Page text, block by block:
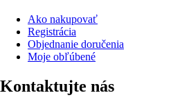
Ako nakupovať
Registrácia
Objednanie doručenia
Moje obľúbené
Kontaktujte nás